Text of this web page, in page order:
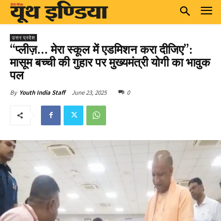
उत्तर प्रदेश
“प्लीज़… मेरा स्कूल में एडमिशन करा दीजिए”:
मासूम बच्ची की गुहार पर मुख्यमंत्री योगी का भावुक
पल
By Youth India Staff June 23, 2025 0